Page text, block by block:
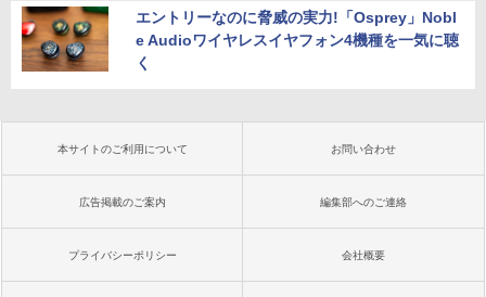
エントリーなのに脅威の実力!「Osprey」Nobl
e Audioワイヤレスイヤフォン4機種を一気に聴
く
本サイトのご利用について お問い合わせ
広告掲載のご案内 編集部へのご連絡
プライバシーポリシー 会社概要